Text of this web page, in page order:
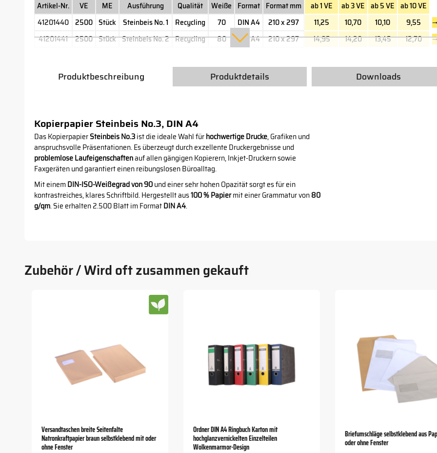
Artikel-Nr.
VE ME Ausführung Qualität Weiße Format Format mm ab 1 VE ab 3 VE ab 5 VE ab 10 VE
41201440 2500 Stück Steinbeis No. 1 Recycling 70 DIN A4 210 x 297 11,25 10,70 10,10 9,55
41201441
2500 Stück Steinbeis No. 2 Recycling 80 DIN A4 210 x 297 14,95 14,20 13,45 12,70
Produktbeschreibung Produktdetails Downloads
Kopierpapier Steinbeis No.3, DIN A4
Das KopierpapierSteinbeis No.3ist die ideale Wahl fürhochwertige Drucke, Grafiken und
anspruchsvolle Präsentationen. Es überzeugt durch exzellente Druckergebnisse und
problemlose Laufeigenschaftenauf allen gängigen Kopierern, Inkjet-Druckern sowie
Faxgeräten und garantiert einen reibungslosen Büroalltag.
Mit einemDIN-ISO-Weißegrad von 90und einer sehr hohen Opazität sorgt es für ein
kontrastreiches, klares Schriftbild. Hergestellt aus100 % Papiermit einer Grammatur von80
g/qm. Sie erhalten 2.500 Blatt im FormatDIN A4.
Zubehör / Wird oft zusammen gekauft
Versandtaschen breite Seitenfalte
Natronkraftpapier braun selbstklebend mit oder
ohne Fenster
Ordner DIN A4 Ringbuch Karton mit
hochglanzvernickelten Einzelteilen
Wolkenmarmor-Design
Briefumschläge selbstklebend aus
oder ohne Fenster